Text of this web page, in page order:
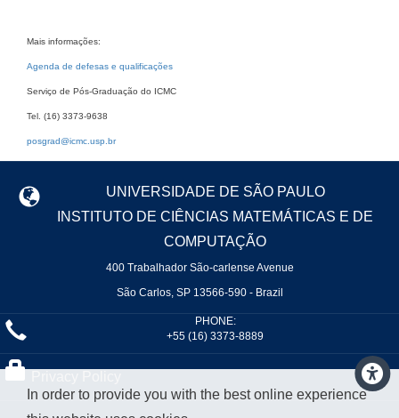
Mais informações:
Agenda de defesas e qualificações
Serviço de Pós-Graduação do ICMC
Tel. (16) 3373-9638
posgrad@icmc.usp.br
UNIVERSIDADE DE SÃO PAULO
INSTITUTO DE CIÊNCIAS MATEMÁTICAS E DE
COMPUTAÇÃO
400 Trabalhador São-carlense Avenue
São Carlos, SP 13566-590 - Brazil
PHONE:
+55 (16) 3373-8889
In order to provide you with the best online experience